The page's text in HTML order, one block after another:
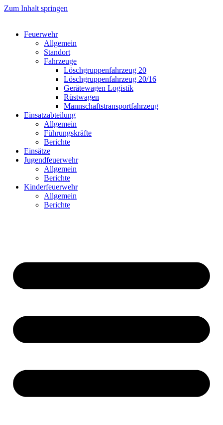
Zum Inhalt springen
Feuerwehr
Allgemein
Standort
Fahrzeuge
Löschgruppen­fahrzeug 20
Lösch­gruppen­fahrzeug 20/16
Geräte­wagen Logistik
Rüst­wagen
Mannschafts­transportfahrzeug
Einsatz­abteilung
Allgemein
Führungs­kräfte
Berichte
Einsätze
Jugend­feuerwehr
Allgemein
Berichte
Kinder­feuerwehr
Allgemein
Berichte